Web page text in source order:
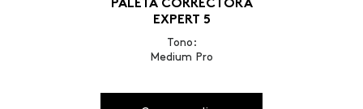
PALETA CORRECTORA
EXPERT 5
Tono:
Medium Pro